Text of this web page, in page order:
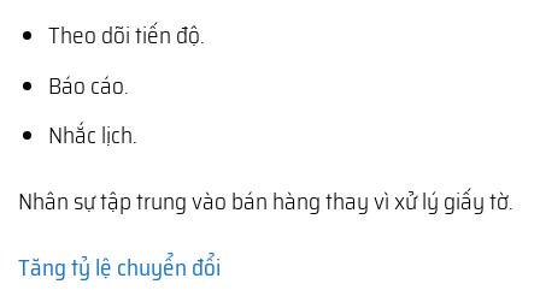
Theo dõi tiến độ.
Báo cáo.
Nhắc lịch.
Nhân sự tập trung vào bán hàng thay vì xử lý giấy tờ.
Tăng tỷ lệ chuyển đổi